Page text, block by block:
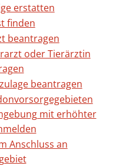
erstatten
finden
beantragen
oder Tierärztin
beantragen
mit erhöhter
Anschluss an